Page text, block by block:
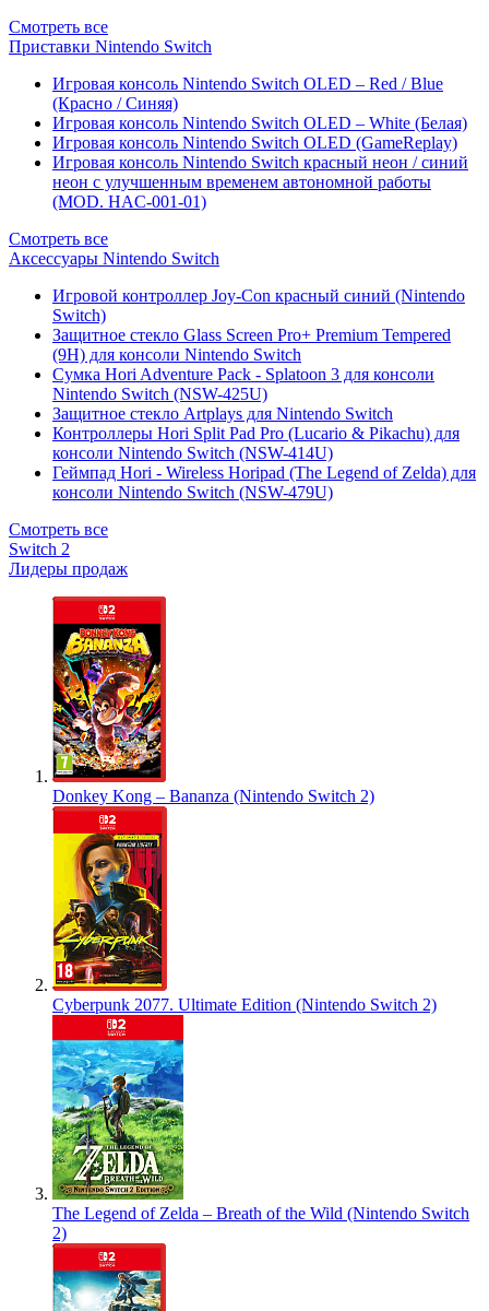
Смотреть все
Приставки Nintendo Switch
Игровая консоль Nintendo Switch OLED – Red / Blue
(Красно / Синяя)
Игровая консоль Nintendo Switch OLED – White (Белая)
Игровая консоль Nintendo Switch OLED (GameReplay)
Игровая консоль Nintendo Switch красный неон / синий
неон с улучшенным временем автономной работы
(MOD. HAC-001-01)
Смотреть все
Аксессуары Nintendo Switch
Игровой контроллер Joy-Con красный синий (Nintendo
Switch)
Защитное стекло Glass Screen Pro+ Premium Tempered
(9H) для консоли Nintendo Switch
Сумка Hori Adventure Pack - Splatoon 3 для консоли
Nintendo Switch (NSW-425U)
Защитное стекло Artplays для Nintendo Switch
Контроллеры Hori Split Pad Pro (Lucario & Pikachu) для
консоли Nintendo Switch (NSW-414U)
Геймпад Hori - Wireless Horipad (The Legend of Zelda) для
консоли Nintendo Switch (NSW-479U)
Смотреть все
Switch 2
Лидеры продаж
Donkey Kong – Bananza (Nintendo Switch 2)
Cyberpunk 2077. Ultimate Edition (Nintendo Switch 2)
The Legend of Zelda – Breath of the Wild (Nintendo Switch
2)